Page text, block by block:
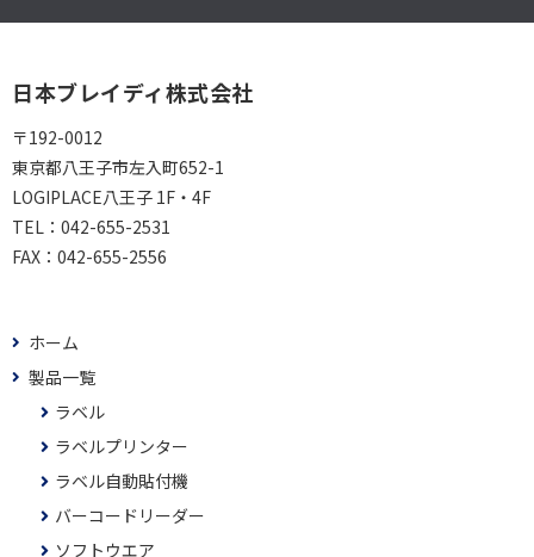
日本ブレイディ株式会社
〒192-0012
東京都八王子市左入町652-1
LOGIPLACE八王子 1F・4F
TEL： 042-655-2531
FAX： 042-655-2556
ホーム
製品一覧
ラベル
ラベルプリンター
ラベル自動貼付機
バーコードリーダー
ソフトウエア